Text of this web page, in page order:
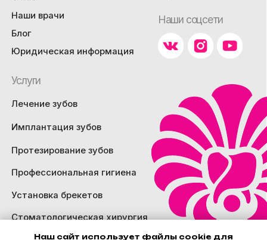
Наш сайт использует файлы cookie для